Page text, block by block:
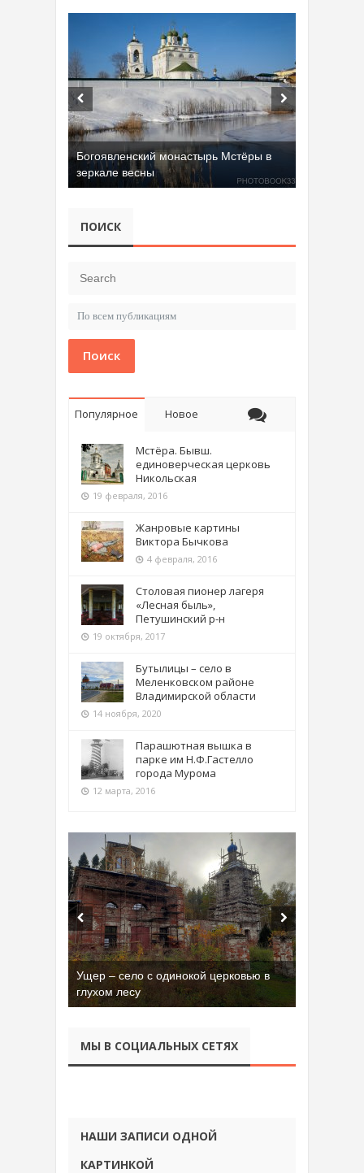
Добрятинский карьер (д. Алферово)
ПОИСК
Поиск
Популярное Новое
Мстёра. Бывш.
единоверческая церковь
Никольская
19 февраля, 2016
Жанровые картины
Виктора Бычкова
4 февраля, 2016
Столовая пионер лагеря
«Лесная быль»,
Петушинский р-н
19 октября, 2017
Бутылицы – село в
Меленковском районе
Владимирской области
14 ноября, 2020
Парашютная вышка в
парке им Н.Ф.Гастелло
города Мурома
12 марта, 2016
Бывшая танковая часть имени Сухэ-
Батора во Владимире
МЫ В СОЦИАЛЬНЫХ СЕТЯХ
НАШИ ЗАПИСИ ОДНОЙ
КАРТИНКОЙ